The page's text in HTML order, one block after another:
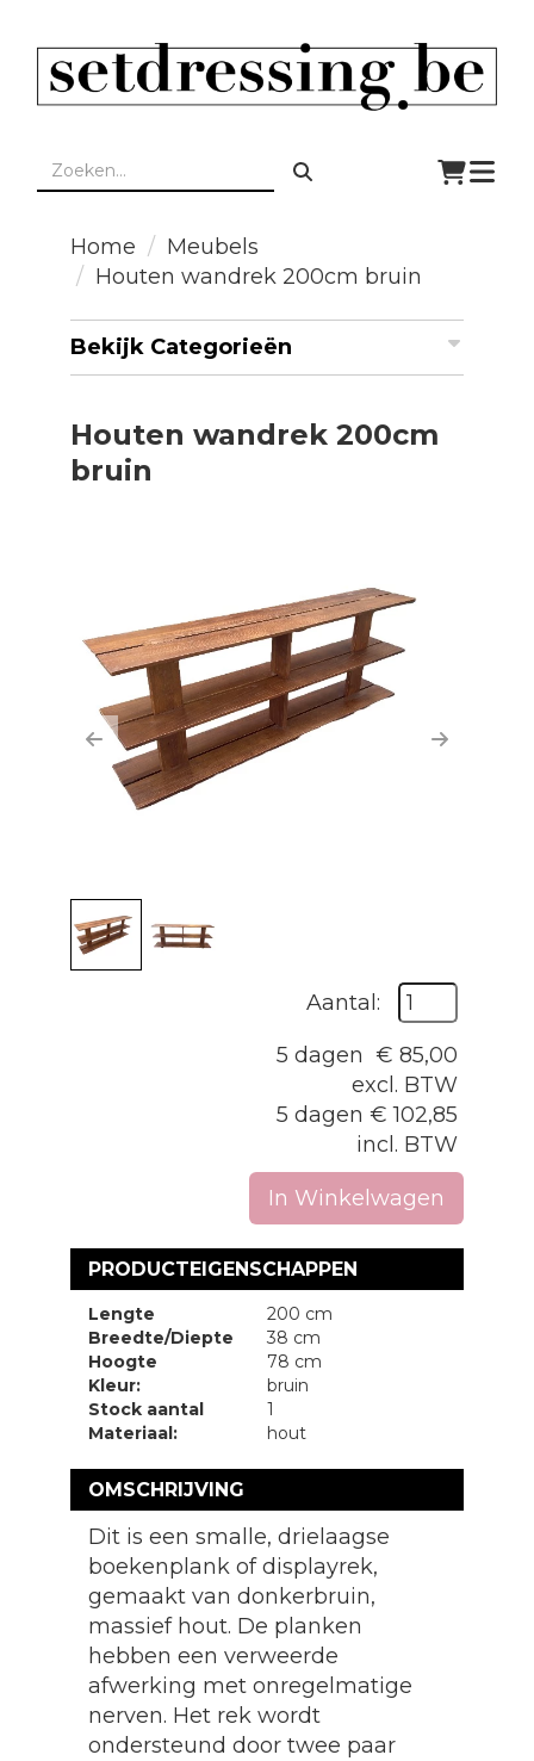
Home
Meubels
Houten wandrek 200cm bruin
Bekijk Categorieën
Houten wandrek 200cm
bruin
Previous Next
Aantal:
5 dagen € 85,00
excl. BTW
5 dagen € 102,85
incl. BTW
In Winkelwagen
PRODUCTEIGENSCHAPPEN
Lengte
200 cm
Breedte/Diepte
38 cm
Hoogte
78 cm
Kleur:
bruin
Stock aantal
1
Materiaal:
hout
OMSCHRIJVING
Dit is een smalle, drielaagse
boekenplank of displayrek,
gemaakt van donkerbruin,
massief hout. De planken
hebben een verweerde
afwerking met onregelmatige
nerven. Het rek wordt
ondersteund door twee paar